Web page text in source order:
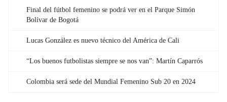
Final del fútbol femenino se podrá ver en el Parque Simón
Bolívar de Bogotá
Lucas González es nuevo técnico del América de Cali
“Los buenos futbolistas siempre se nos van”: Martín Caparrós
Colombia será sede del Mundial Femenino Sub 20 en 2024